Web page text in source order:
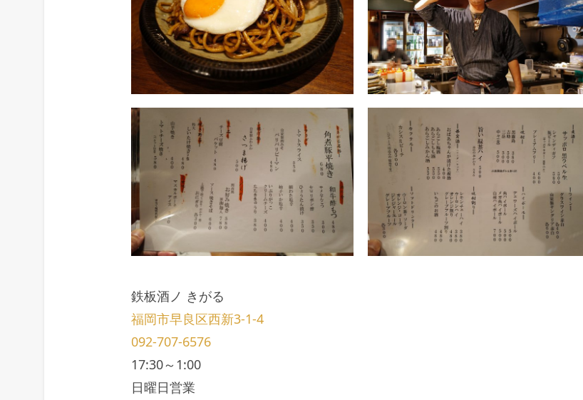
鉄板酒ノ きがる
福岡市早良区西新3-1-4
092-707-6576
17:30～1:00
日曜日営業